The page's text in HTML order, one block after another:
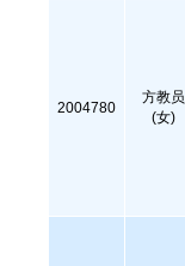
2004780
方教员
(女)